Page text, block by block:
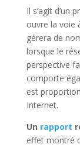
Il s’agit d’un
ouvre la voie
gérera de
lorsque le
perspective
comporte
est
Internet.
Un rapport
effet montré